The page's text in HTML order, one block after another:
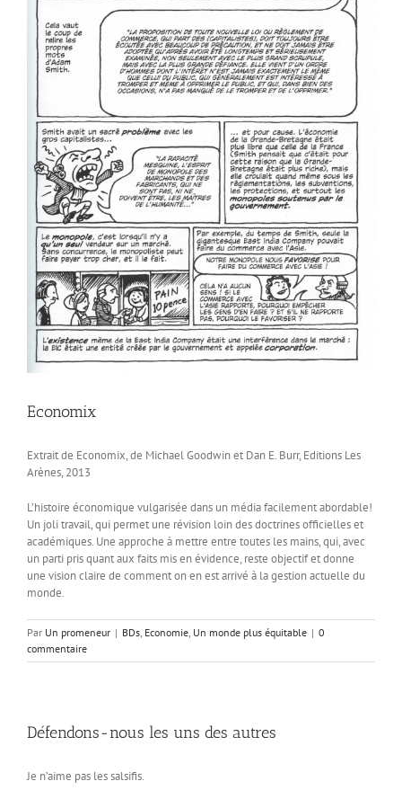
Economix
Extrait de Economix, de Michael Goodwin et Dan E. Burr, Editions Les
Arènes, 2013
L’histoire économique vulgarisée dans un média facilement abordable!
Un joli travail, qui permet une révision loin des doctrines officielles et
académiques. Une approche à mettre entre toutes les mains, qui, avec
un parti pris quant aux faits mis en évidence, reste objectif et donne
une vision claire de comment on en est arrivé à la gestion actuelle du
monde.
Par Un promeneur | BDs, Economie, Un monde plus équitable | 0
commentaire
Défendons-nous les uns des autres
Je n’aime pas les salsifis.